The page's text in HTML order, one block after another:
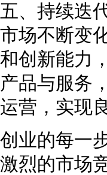
五、持续迭
市场不断变
和创新能力
产品与服务
运营，实现
创业的每一
激烈的市场